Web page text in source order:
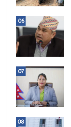
06
07
08